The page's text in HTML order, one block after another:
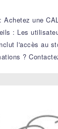
une
: Les
l'accès au
?